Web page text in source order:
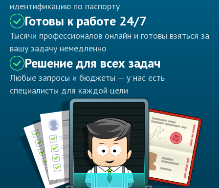
идентификацию по паспорту
Готовы к работе 24/7
Тысячи профессионалов онлайн и готовы взяться за
вашу задачу немедленно
Решение для всех задач
Любые запросы и бюджеты — у нас есть
специалисты для каждой цели